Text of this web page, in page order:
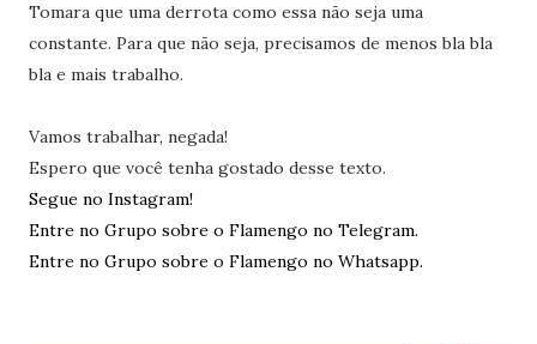
Tomara que uma derrota como essa não seja uma
constante. Para que não seja, precisamos de menos bla bla
bla e mais trabalho.
Vamos trabalhar, negada!
Espero que você tenha gostado desse texto.
Segue no Instagram!
Entre no Grupo sobre o Flamengo no Telegram.
Entre no Grupo sobre o Flamengo no Whatsapp.